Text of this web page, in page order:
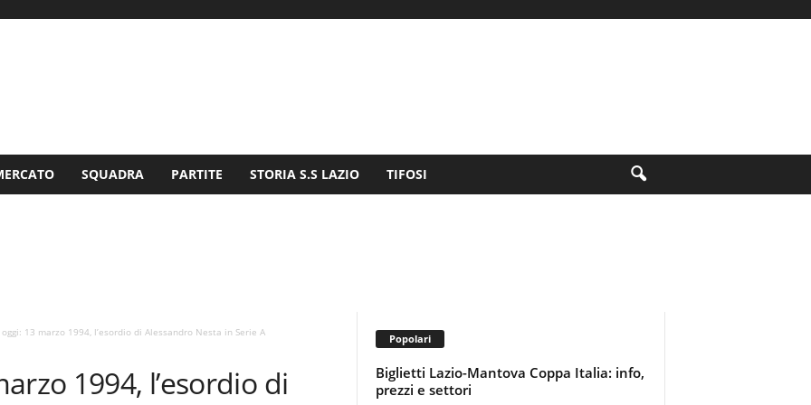
SQUADRA PARTITE STORIA S.S LAZIO TIFOSI
13 marzo 1994, l’esordio di Alessandro Nesta in Serie A
1994, l’esordio di
Popolari
Biglietti Lazio-Mantova Coppa Italia: info,
prezzi e settori